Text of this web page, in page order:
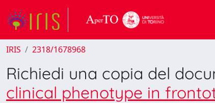
IRIS 2318/1678968
Richiedi una copia del
clinical phenotype in